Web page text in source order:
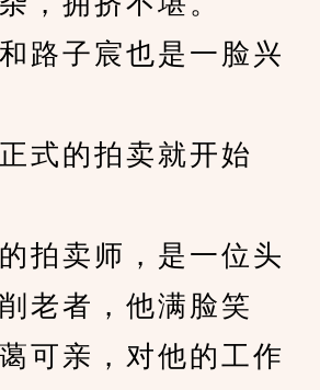
子宸也是一脸兴
的拍卖就开始
卖师，是一位头
老者，他满脸笑
可亲，对他的工作